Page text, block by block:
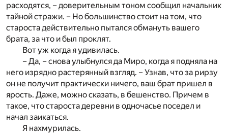
расходятся, – доверительным тоном сообщил начальник
тайной стражи. – Но большинство стоит на том, что
староста действительно пытался обмануть вашего
брата, за что и был проклят.
Вот уж когда я удивилась.
– Да, – снова улыбнулся да Миро, когда я подняла на
него изрядно растерянный взгляд. – Узнав, что за рирзу
он не получит практически ничего, ваш брат пришел в
ярость. Даже, можно сказать, в бешенство. Причем в
такое, что староста деревни в одночасье поседел и
начал заикаться.
Я нахмурилась.